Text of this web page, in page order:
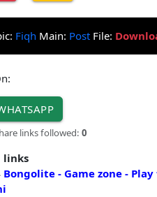
Fiqh Main: Post File:
links followed: 0
links
Bongolite - Game zone -